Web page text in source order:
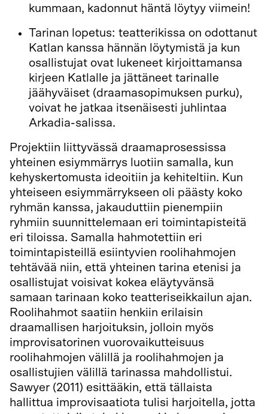
kummaan, kadonnut häntä löytyy viimein!
Tarinan lopetus: teatterikissa on odottanut
Katlan kanssa hännän löytymistä ja kun
osallistujat ovat lukeneet kirjoittamansa
kirjeen Katlalle ja jättäneet tarinalle
jäähyväiset (draamasopimuksen purku),
voivat he jatkaa itsenäisesti juhlintaa
Arkadia-salissa.
Projektiin liittyvässä draamaprosessissa
yhteinen esiymmärrys luotiin samalla, kun
kehyskertomusta ideoitiin ja kehiteltiin. Kun
yhteiseen esiymmärrykseen oli päästy koko
ryhmän kanssa, jakauduttiin pienempiin
ryhmiin suunnittelemaan eri toimintapisteitä
eri tiloissa. Samalla hahmotettiin eri
toimintapisteillä esiintyvien roolihahmojen
tehtävää niin, että yhteinen tarina etenisi ja
osallistujat voisivat kokea eläytyvänsä
samaan tarinaan koko teatteriseikkailun ajan.
Roolihahmot saatiin henkiin erilaisin
draamallisen harjoituksin, jolloin myös
improvisatorinen vuorovaikutteisuus
roolihahmojen välillä ja roolihahmojen ja
osallistujien välillä tarinassa mahdollistui.
Sawyer (2011) esittääkin, että tällaista
hallittua improvisaatiota tulisi harjoitella, jotta